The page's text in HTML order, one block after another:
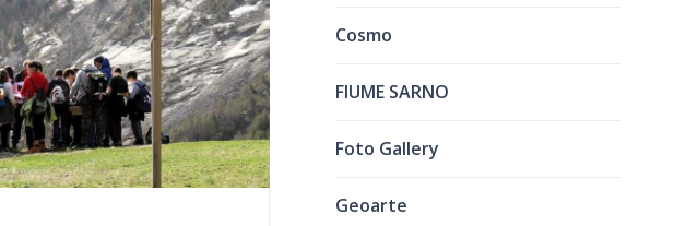
Cosmo
FIUME SARNO
Foto Gallery
Geoarte